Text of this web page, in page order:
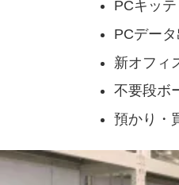
PCキッ
PCデー
新オフィ
不要段ボ
預かり・